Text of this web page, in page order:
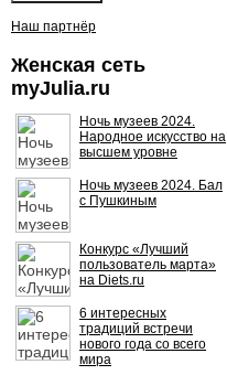
Наш партнёр
Женская сеть
myJulia.ru
Ночь музеев 2024.
Народное искусство на
высшем уровне
Ночь музеев 2024. Бал
с Пушкиным
Конкурс «Лучший
пользователь марта»
на Diets.ru
6 интересных
традиций встречи
нового года со всего
мира